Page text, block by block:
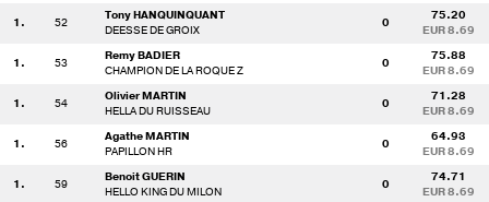
1. 52
Tony HANQUINQUANT
DEESSE DE GROIX
0
75.20
EUR 8.69
1. 53
Remy BADIER
CHAMPION DE LA ROQUE Z
0
75.88
EUR 8.69
1. 54
Olivier MARTIN
HELLA DU RUISSEAU
0
71.28
EUR 8.69
1. 56
Agathe MARTIN
PAPILLON HR
0
64.93
EUR 8.69
1. 59
Benoit GUERIN
HELLO KING DU MILON
0
74.71
EUR 8.69